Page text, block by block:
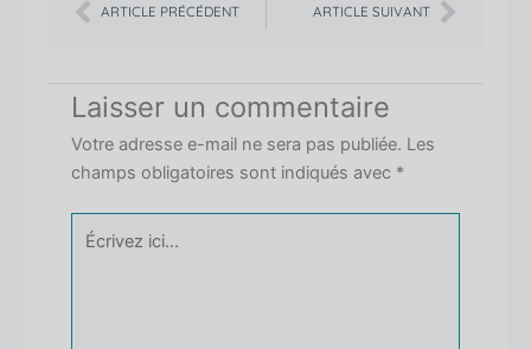
ARTICLE PRÉCÉDENT ARTICLE SUIVANT
Laisser un commentaire
Votre adresse e-mail ne sera pas publiée. Les
champs obligatoires sont indiqués avec *
Écrivez
ici…